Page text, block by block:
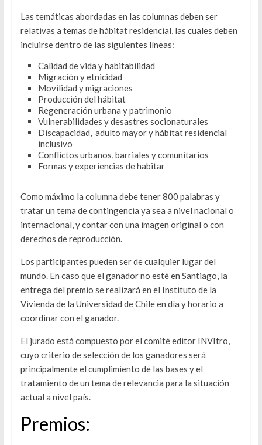
Las temáticas abordadas en las columnas deben ser
relativas a temas de hábitat residencial, las cuales deben
incluirse dentro de las siguientes líneas:
Calidad de vida y habitabilidad
Migración y etnicidad
Movilidad y migraciones
Producción del hábitat
Regeneración urbana y patrimonio
Vulnerabilidades y desastres socionaturales
Discapacidad, adulto mayor y hábitat residencial
inclusivo
Conflictos urbanos, barriales y comunitarios
Formas y experiencias de habitar
Como máximo la columna debe tener 800 palabras y
tratar un tema de contingencia ya sea a nivel nacional o
internacional, y contar con una imagen original o con
derechos de reproducción.
Los participantes pueden ser de cualquier lugar del
mundo. En caso que el ganador no esté en Santiago, la
entrega del premio se realizará en el Instituto de la
Vivienda de la Universidad de Chile en día y horario a
coordinar con el ganador.
El jurado está compuesto por el comité editor INVItro,
cuyo criterio de selección de los ganadores será
principalmente el cumplimiento de las bases y el
tratamiento de un tema de relevancia para la situación
actual a nivel país.
Premios: